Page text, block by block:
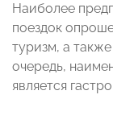
Наиболее
поездок
туризм, а
очередь,
является